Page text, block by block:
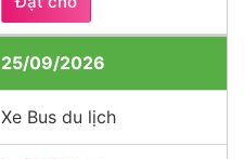
25/09/2026
Xe Bus du lịch